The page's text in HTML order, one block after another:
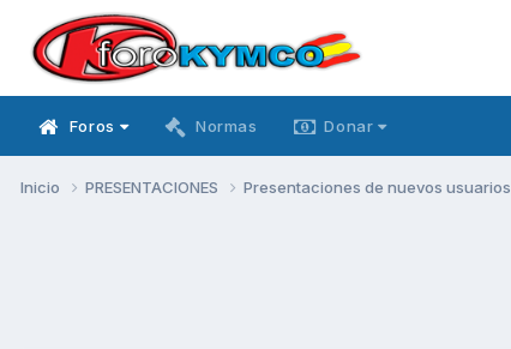
Foros Normas Donar
Inicio PRESENTACIONES Presentaciones de nuevos usuarios